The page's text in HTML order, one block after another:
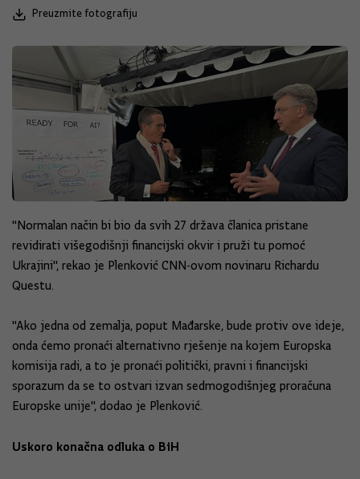
Preuzmite fotografiju
"Normalan način bi bio da svih 27 država članica pristane
revidirati višegodišnji financijski okvir i pruži tu pomoć
Ukrajini", rekao je Plenković CNN-ovom novinaru Richardu
Questu.
"Ako jedna od zemalja, poput Mađarske, bude protiv ove ideje,
onda ćemo pronaći alternativno rješenje na kojem Europska
komisija radi, a to je pronaći politički, pravni i financijski
sporazum da se to ostvari izvan sedmogodišnjeg proračuna
Europske unije", dodao je Plenković.
Uskoro konačna odluka o BiH